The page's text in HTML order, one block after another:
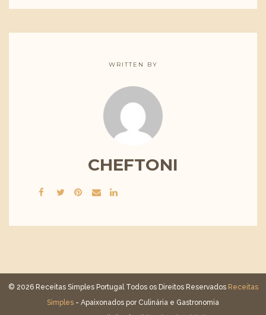
WRITTEN BY
CHEFTONI
© 2026 Receitas Simples Portugal Todos os Direitos Reservados Receitas
Simples - Apaixonados por Culinária e Gastronomia